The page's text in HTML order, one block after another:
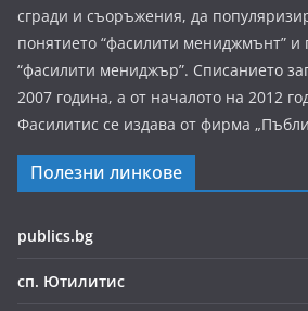
сгради и съоръжения, да
понятието “фасилити мениджмънт” и
“фасилити мениджър”. Списанието
2007 година, а от началото на 2012
Фасилитис се издава от фирма
Полезни линкове
publics.bg
сп. Ютилитис